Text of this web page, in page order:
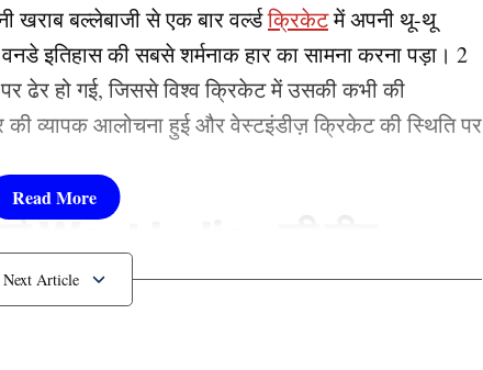
बल्लेबाजी से एक बार वर्ल्डक्रिकेटमें अपनी थू-थू
इतिहास की सबसे शर्मनाक हार का सामना करना पड़ा। 2
ढेर हो गई, जिससे विश्व क्रिकेट में उसकी कभी की
की व्यापक आलोचना हुई और वेस्टइंडीज़ क्रिकेट की स्थिति पर
West Indies की टीम